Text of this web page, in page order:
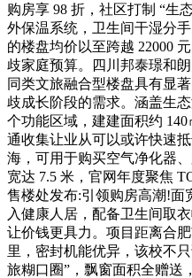
购房享 98 折，社区打制 “生
外保温系统，卫生间干湿分
的楼盘均价以至跨越 22000
歧家庭预算。四川邦泰璟和
同类文旅融合型楼盘具有显
歧成长阶段的需求。涵盖生
个功能区域，建建面积约
通收集让业从可以或许快速
海，可用于购买空气净化器
宽达 7.5 米，官网年度聚焦
售楼处发布:引领购房高潮!面
入健康人居，配备卫生间取
让价钱更具力。项目距离合
里，密封机能优异，该校不
旅糊口圈”，飘窗面积全赠送